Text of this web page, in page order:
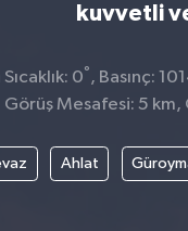
kuvvetli
0° , Basınç:
Görüş Mesafesi: 5 km,
Ahlat